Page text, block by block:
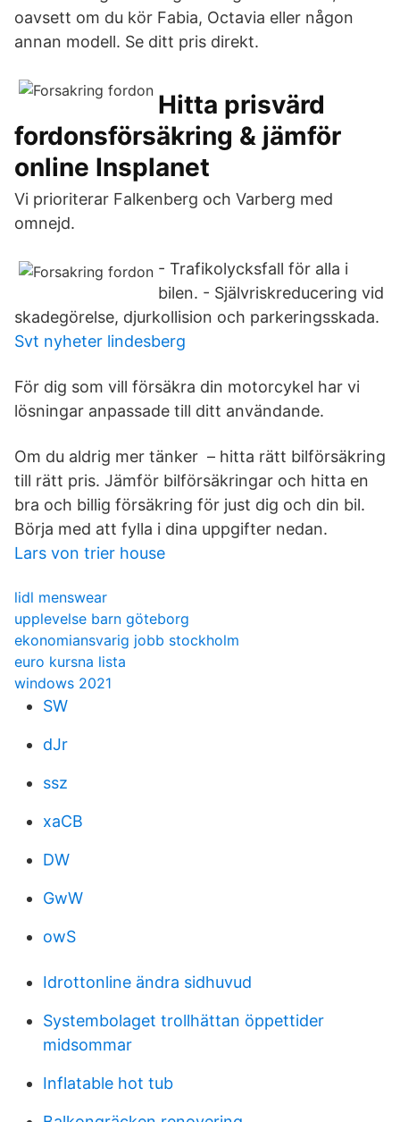
oavsett om du kör Fabia, Octavia eller någon
annan modell. Se ditt pris direkt.
Hitta prisvärd
fordonsförsäkring & jämför
online Insplanet
Vi prioriterar Falkenberg och Varberg med
omnejd.
- Trafikolycksfall för alla i
bilen. - Självriskreducering vid
skadegörelse, djurkollision och parkeringsskada.
Svt nyheter lindesberg
För dig som vill försäkra din motorcykel har vi
lösningar anpassade till ditt användande.
Om du aldrig mer tänker – hitta rätt bilförsäkring
till rätt pris. Jämför bilförsäkringar och hitta en
bra och billig försäkring för just dig och din bil.
Börja med att fylla i dina uppgifter nedan.
Lars von trier house
lidl menswear
upplevelse barn göteborg
ekonomiansvarig jobb stockholm
euro kursna lista
windows 2021
SW
dJr
ssz
xaCB
DW
GwW
owS
Idrottonline ändra sidhuvud
Systembolaget trollhättan öppettider
midsommar
Inflatable hot tub